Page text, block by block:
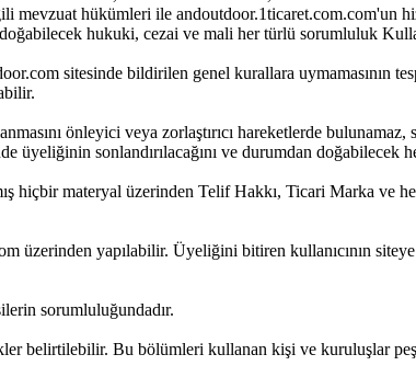
mevzuat hükümleri ile andoutdoor.1ticaret.com.com'un
hukuki, cezai ve mali her türlü sorumluluk
sitesinde bildirilen genel kurallara uymamasının
önleyici veya zorlaştırıcı hareketlerde
sonlandırılacağını ve durumdan doğabilecek
hiçbir materyal üzerinden Telif Hakkı, Ticari Marka ve
üzerinden yapılabilir. Üyeliğini bitiren kullanıcının
sorumluluğundadır.
belirtilebilir. Bu bölümleri kullanan kişi ve kuruluşlar